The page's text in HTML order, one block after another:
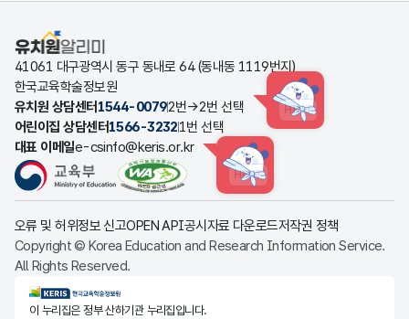
유치원알리미
41061 대구광역시 동구 동내로 64 (동내동 1119번지)
한국교육학술정보원
유치원 상담센터 1544-00792번→2번 선택 HINT
어린이집 상담센터1566-32321번 선택
대표 이메일e-csinfo@keris.or.kr
HINT
오류 및 허위정보 신고OPEN API공시자료 다운로드저작권 정책
Copyright © Korea Education and Research Information Service.
All Rights Reserved.
KERIS한국교육학술정보원
이 누리집은 정부 산하기관 누리집입니다.